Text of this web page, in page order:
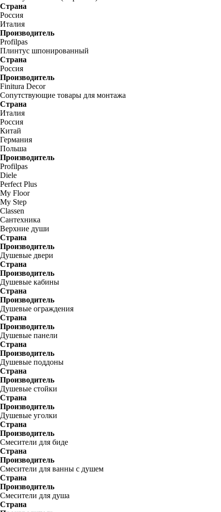
Страна
Россия
Италия
Производитель
Profilpas
Плинтус шпонированный
Страна
Россия
Производитель
Finitura Decor
Сопутствующие товары для монтажа
Страна
Италия
Россия
Китай
Германия
Польша
Производитель
Profilpas
Diele
Perfect Plus
My Floor
My Step
Classen
Сантехника
Верхние души
Страна
Производитель
Душевые двери
Страна
Производитель
Душевые кабины
Страна
Производитель
Душевые ограждения
Страна
Производитель
Душевые панели
Страна
Производитель
Душевые поддоны
Страна
Производитель
Душевые стойки
Страна
Производитель
Душевые уголки
Страна
Производитель
Смесители для биде
Страна
Производитель
Смесители для ванны с душем
Страна
Производитель
Смесители для душа
Страна